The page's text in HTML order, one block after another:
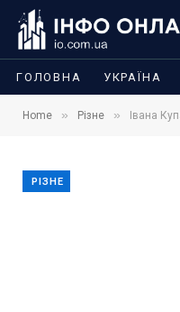
ГОЛОВНА УКРАЇНА
Home » Різне » Івана Купала
РІЗНЕ